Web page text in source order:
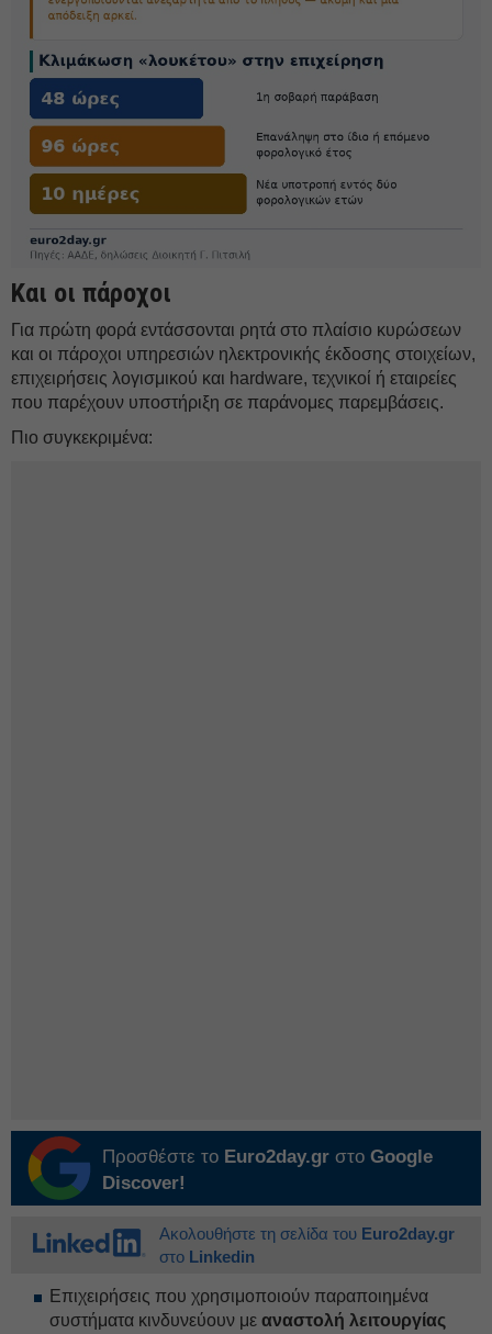
Και οι πάροχοι
Για πρώτη φορά εντάσσονται ρητά στο πλαίσιο κυρώσεων
και οι πάροχοι υπηρεσιών ηλεκτρονικής έκδοσης στοιχείων,
επιχειρήσεις λογισμικού και hardware, τεχνικοί ή εταιρείες
που παρέχουν υποστήριξη σε παράνομες παρεμβάσεις.
Πιο συγκεκριμένα:
Προσθέστε το Euro2day.gr στο Google
Discover!
Ακολουθήστε τη σελίδα του Euro2day.gr
στο Linkedin
Επιχειρήσεις που χρησιμοποιούν παραποιημένα
συστήματα κινδυνεύουν με αναστολή λειτουργίας